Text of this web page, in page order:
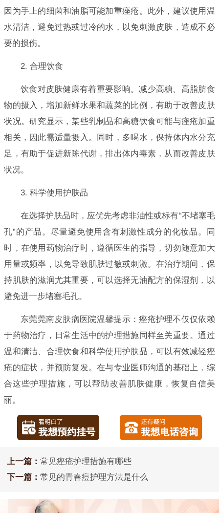
因为手上的细菌和油脂可能加重痤疮。此外，建议使用温
水清洁，避免过热或过冷的水，以免刺激皮肤，造成不必
要的损伤。
2. 合理饮食
饮食对皮肤健康有着重要影响。减少高糖、高脂肪食
物的摄入，增加新鲜水果和蔬菜的比例，有助于改善皮肤
状况。研究显示，某些乳制品和高糖饮食可能与痤疮加重
相关，因此需适量摄入。同时，多喝水，保持体内水分充
足，有助于促进新陈代谢，排出体内毒素，从而改善皮肤
状况。
3. 科学使用护肤品
在选择护肤品时，应优先考虑非油性或标有“不堵塞毛
孔”的产品。尽量避免使用含有刺激性成分的化妆品。同
时，在使用药物治疗时，遵循医生的指导，切勿随意加大
用量或频率，以免导致肌肤过敏或刺激。在治疗期间，保
持肌肤的滋润尤其重要，可以选择无油配方的保湿剂，以
避免进一步堵塞毛孔。
东莞莞南皮肤病医院温馨提示：痤疮护理不仅仅依赖
于药物治疗，日常生活中的护理措施同样至关重要。通过
温和清洁、合理饮食和科学使用护肤品，可以有效减轻痤
疮的症状，并预防复发。在与专业医师沟通的基础上，综
合这些护理措施，可以帮助改善肌肤健康，恢复自信美
丽。
上一篇： 常见痤疮护理措施有哪些
下一篇： 常见的青春痘护理方法是什么